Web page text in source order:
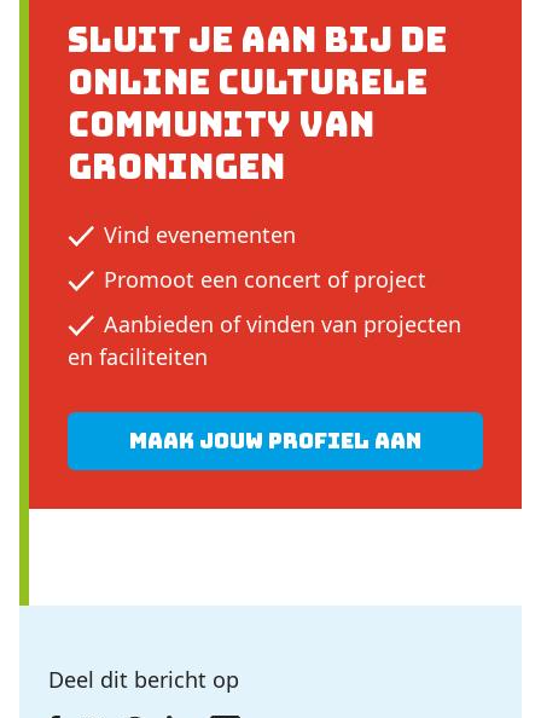
Sluit je aan bij de
online culturele
community van
Groningen
Vind evenementen
Promoot een concert of project
Aanbieden of vinden van projecten
en faciliteiten
Maak jouw profiel aan
Deel dit bericht op